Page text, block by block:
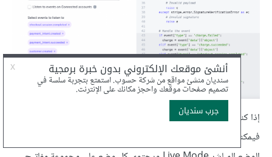
إذا كنت ترغب في اختبار المدفوعات قبل قبول المعاملات الحقيقية
فيمكنك إجراء طلبات Stripe